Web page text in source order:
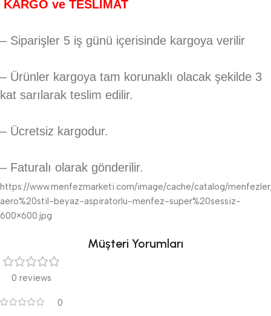
KARGO ve TESLİMAT
– Siparişler 5 iş günü içerisinde kargoya verilir
– Ürünler kargoya tam korunaklı olacak şekilde 3
kat sarılarak teslim edilir.
– Ücretsiz kargodur.
– Faturalı olarak gönderilir.
https://www.menfezmarketi.com/image/cache/catalog/
aero%20stil-beyaz-aspiratorlu-menfez-super%20sessiz-
600×600.jpg
Müşteri Yorumları
0 reviews
0